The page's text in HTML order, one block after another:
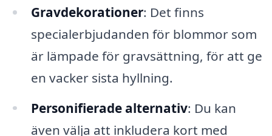
Gravdekorationer: Det finns
specialerbjudanden för blommor som
är lämpade för gravsättning, för att ge
en vacker sista hyllning.
Personifierade alternativ: Du kan
även välja att inkludera kort med